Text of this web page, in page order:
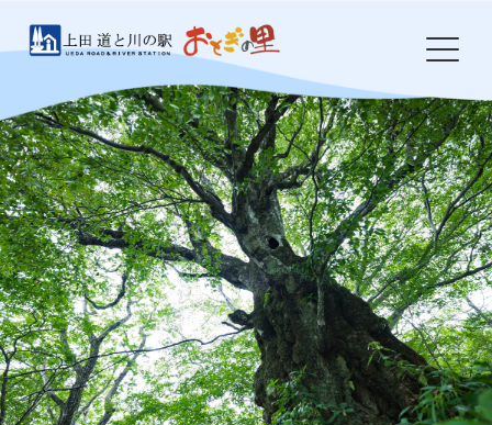
おとぎの里について
お知らせ
イベント
農産物・特産品
食事処 岩鼻
ドッグラン